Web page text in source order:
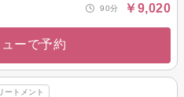
90分 ￥9,020
ーで予約
ートメント